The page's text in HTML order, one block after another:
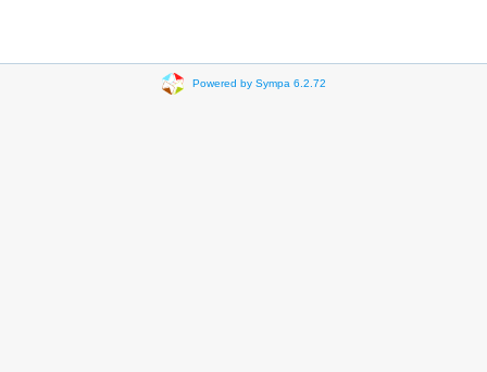
Powered by Sympa 6.2.72